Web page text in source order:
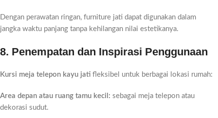
Dengan perawatan ringan, furniture jati dapat digunakan dalam
jangka waktu panjang tanpa kehilangan nilai estetikanya.
8. Penempatan dan Inspirasi Penggunaan
Kursi meja telepon kayu jati fleksibel untuk berbagai lokasi rumah:
Area depan atau ruang tamu kecil: sebagai meja telepon atau
dekorasi sudut.